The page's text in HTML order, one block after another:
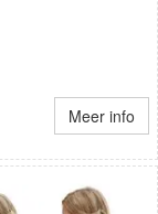
Meer info